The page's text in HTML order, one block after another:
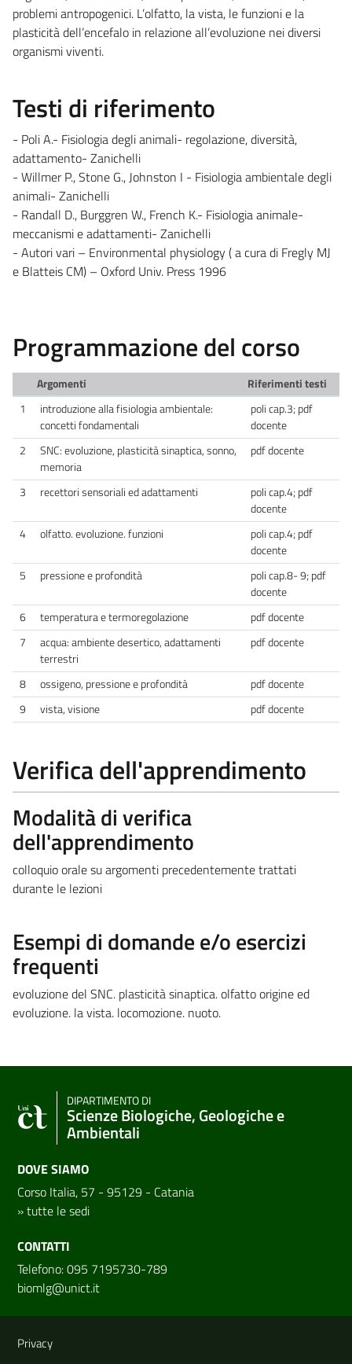
problemi antropogenici. L’olfatto, la vista, le funzioni e la
plasticità dell’encefalo in relazione all’evoluzione nei diversi
organismi viventi.
Testi di riferimento
- Poli A.- Fisiologia degli animali- regolazione, diversità,
adattamento- Zanichelli
- Willmer P., Stone G., Johnston I - Fisiologia ambientale degli
animali- Zanichelli
- Randall D., Burggren W., French K.- Fisiologia animale-
meccanismi e adattamenti- Zanichelli
- Autori vari – Environmental physiology ( a cura di Fregly MJ
e Blatteis CM) – Oxford Univ. Press 1996
Programmazione del corso
Argomenti
Riferimenti testi
1
introduzione alla fisiologia ambientale:
concetti fondamentali
poli cap.3; pdf
docente
2
SNC: evoluzione, plasticità sinaptica, sonno,
memoria
pdf docente
3 recettori sensoriali ed adattamenti
poli cap.4; pdf
docente
4
olfatto. evoluzione. funzioni
poli cap.4; pdf
docente
5
pressione e profondità
poli cap.8- 9; pdf
docente
6
temperatura e termoregolazione
pdf docente
7
acqua: ambiente desertico, adattamenti
terrestri
pdf docente
8 ossigeno, pressione e profondità
pdf docente
9
vista, visione pdf docente
Verifica dell'apprendimento
Modalità di verifica
dell'apprendimento
colloquio orale su argomenti precedentemente trattati
durante le lezioni
Esempi di domande e/o esercizi
frequenti
evoluzione del SNC. plasticità sinaptica. olfatto origine ed
evoluzione. la vista. locomozione. nuoto.
DIPARTIMENTO DI
Scienze Biologiche, Geologiche e
Ambientali
DOVE SIAMO
Corso Italia, 57 - 95129 - Catania
»tutte le sedi
CONTATTI
Telefono: 095 7195730-789
biomlg@unict.it
Link e informazioni utili
Privacy